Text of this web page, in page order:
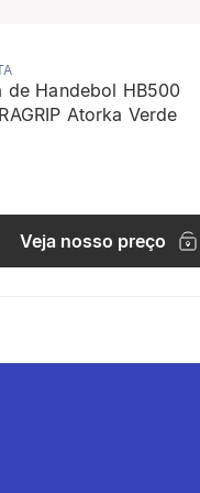
mesmo com vento.
de Handebol HB500
Atorka Verde
Veja nosso preço